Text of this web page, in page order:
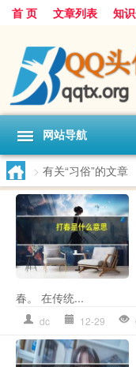
首 页 文章列表 知
网站导航
> 有关“习俗”的文章
春。 在传统...
dc 12-29